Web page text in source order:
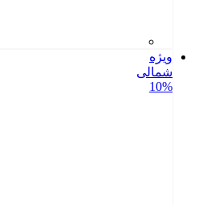
ویژه
شمالی
10%